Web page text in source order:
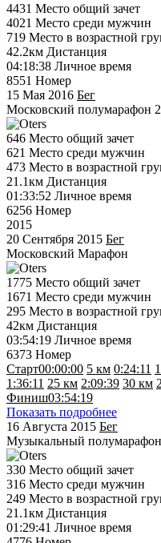
4431 Место общий зачет
4021 Место среди мужчин
719 Место в возрастной
42.2км Дистанция
04:18:38 Личное время
8551 Номер
15 Мая 2016 Бег
Московский полумарафон
646 Место общий зачет
621 Место среди мужчин
473 Место в возрастной
21.1км Дистанция
01:33:52 Личное время
6256 Номер
2015
20 Сентября 2015 Бег
Московский Марафон
1775 Место общий зачет
1671 Место среди мужчин
295 Место в возрастной
42км Дистанция
03:54:19 Личное время
6373 Номер
Старт00:00:00 5 км 0:24:11
1:36:11 25 км 2:09:39 30 км
Финиш03:54:19
Показать подробнее
16 Августа 2015 Бег
Музыкальный полумарафон
330 Место общий зачет
316 Место среди мужчин
249 Место в возрастной
21.1км Дистанция
01:29:41 Личное время